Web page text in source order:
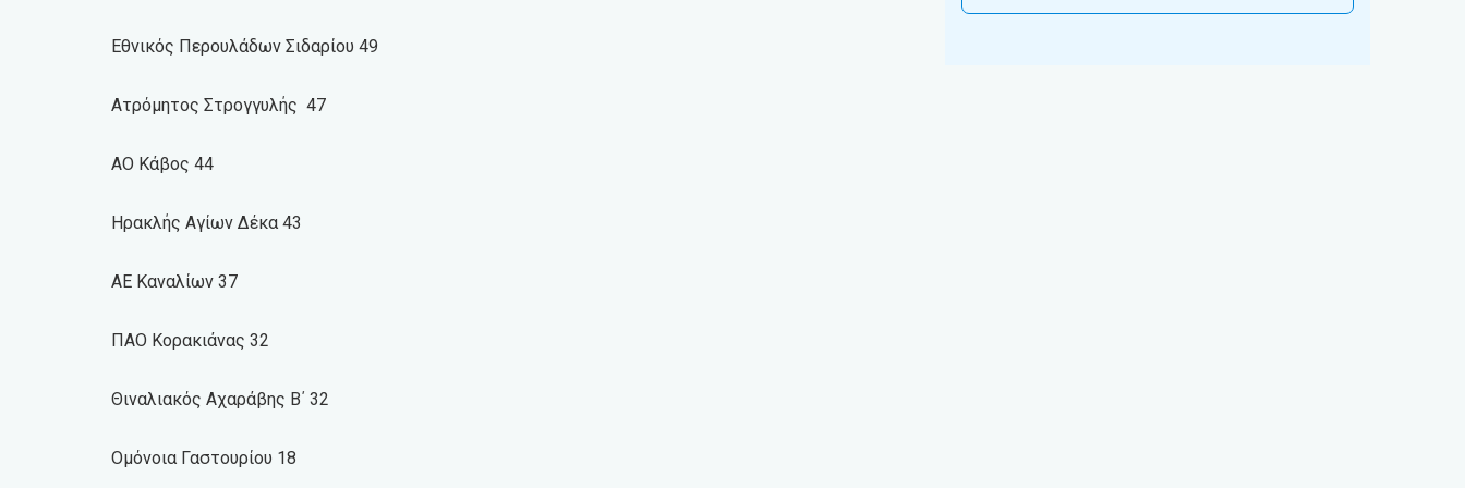
Εθνικός Περουλάδων Σιδαρίου 49
Ατρόμητος Στρογγυλής 47
ΑΟ Κάβος 44
Ηρακλής Αγίων Δέκα 43
ΑΕ Καναλίων 37
ΠΑΟ Κορακιάνας 32
Θιναλιακός Αχαράβης Β΄ 32
Ομόνοια Γαστουρίου 18